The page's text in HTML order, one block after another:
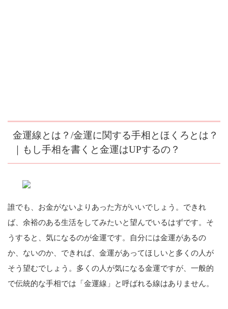
金運線とは？/金運に関する手相とほくろとは？
｜もし手相を書くと金運はUPするの？
誰でも、お金がないよりあった方がいいでしょう。できれ
ば、余裕のある生活をしてみたいと望んでいるはずです。そ
うすると、気になるのが金運です。自分には金運があるの
か、ないのか、できれば、金運があってほしいと多くの人が
そう望むでしょう。多くの人が気になる金運ですが、一般的
で伝統的な手相では「金運線」と呼ばれる線はありません。